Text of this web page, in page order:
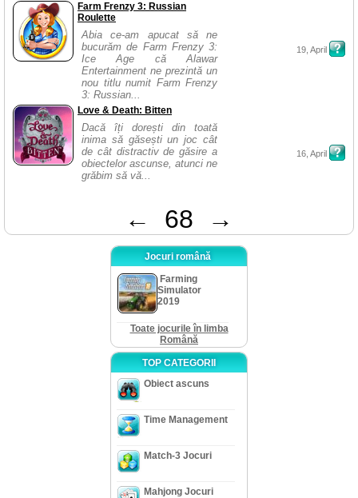
Farm Frenzy 3: Russian
Roulette
Abia ce-am apucat să ne
bucurăm de Farm Frenzy 3:
Ice Age că Alawar
Entertainment ne prezintă un
nou titlu numit Farm Frenzy
3: Russian...
19, April
Love & Death: Bitten
Dacă îți dorești din toată
inima să găsești un joc cât
de cât distractiv de găsire a
obiectelor ascunse, atunci ne
grăbim să vă...
16, April
← 68 →
Jocuri română
Farming
Simulator
2019
Toate jocurile în limba
Română
TOP CATEGORII
Obiect ascuns
Time Management
Match-3 Jocuri
Mahjong Jocuri